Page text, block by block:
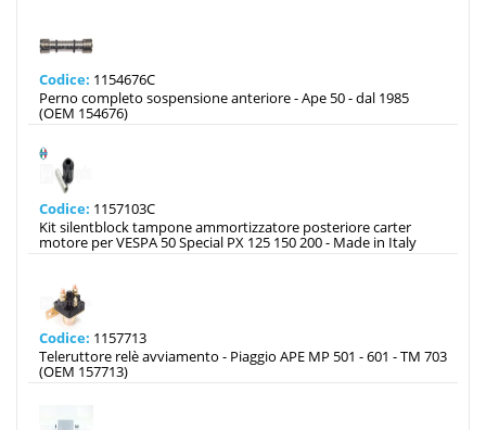
Codice: 1154676C
Perno completo sospensione anteriore - Ape 50 - dal 1985
(OEM 154676)
Codice: 1157103C
Kit silentblock tampone ammortizzatore posteriore carter
motore per VESPA 50 Special PX 125 150 200 - Made in Italy
Codice: 1157713
Teleruttore relè avviamento - Piaggio APE MP 501 - 601 - TM 703
(OEM 157713)